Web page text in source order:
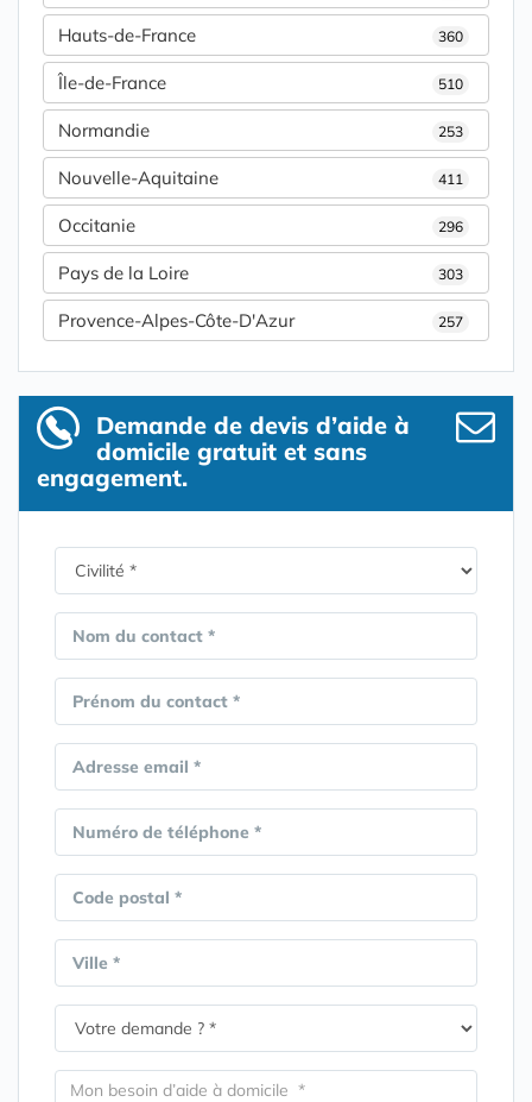
Hauts-de-France 360
Île-de-France 510
Normandie 253
Nouvelle-Aquitaine 411
Occitanie 296
Pays de la Loire 303
Provence-Alpes-Côte-D'Azur 257
Demande de devis d’aide à
domicile gratuit et sans
engagement.
Nom du contact *
Prénom du contact *
Adresse email *
Numéro de téléphone *
Code postal *
Ville *